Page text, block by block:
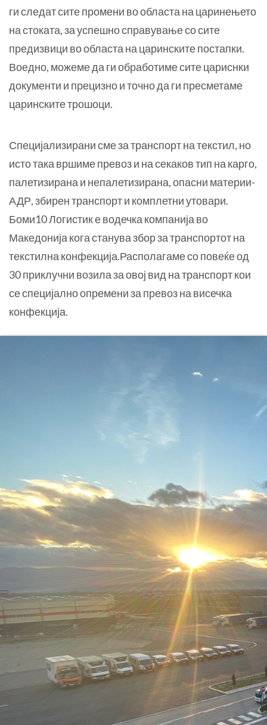
ги следат сите промени во областа на царинењето
на стоката, за успешно справување со сите
предизвици во областа на царинските постапки.
Воедно, можеме да ги обработиме сите цариснки
документи и прецизно и точно да ги пресметаме
царинските трошоци.
Специјализирани сме за транспорт на текстил, но
исто така вршиме превоз и на секаков тип на карго,
палетизирана и непалетизирана, опасни материи-
АДР, збирен транспорт и комплетни утовари.
Боми10 Логистик е водечка компанија во
Македонија кога станува збор за транспортот на
текстилна конфекција.Располагаме со повеќе од
30 приклучни возила за овој вид на транспорт кои
се специјално опремени за превоз на висечка
конфекција.